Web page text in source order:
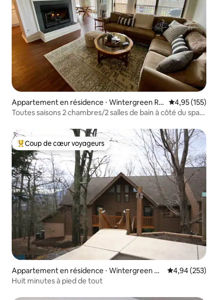
Appartement en résidence ⋅ Wintergreen Re
sort
Évaluation
4,95 (155)
Toutes saisons 2 chambres/2 salles de bain à côté du spa
Coups de cœur voyageurs les plus appréciés
Coup de cœur voyageurs
Appartement en résidence ⋅ Wintergreen Re
sort
Évaluation
4,94 (253)
Huit minutes à pied de tout